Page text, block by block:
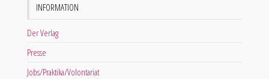
INFORMATION
Der Verlag
Presse
Jobs/Praktika/Volontariat